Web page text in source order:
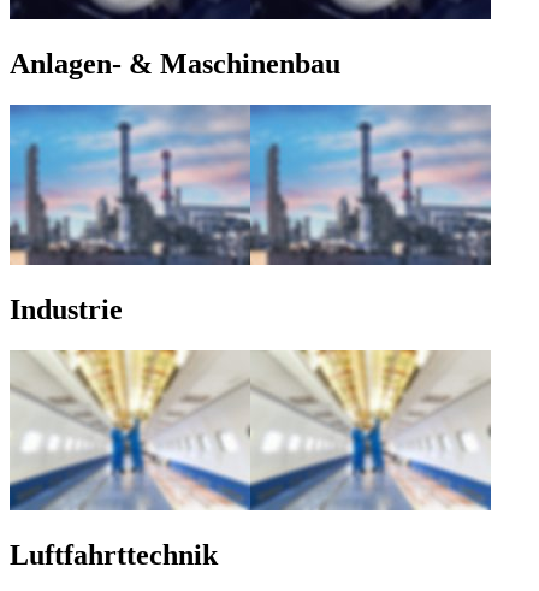
Anlagen- & Maschinenbau
Industrie
Luftfahrttechnik